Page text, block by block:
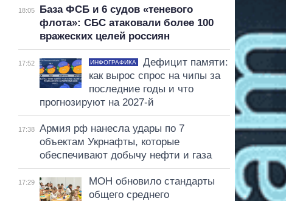
18:05
База ФСБ и 6 судов «теневого
флота»: СБС атаковали более 100
вражеских целей россиян
17:52 ИНФОГРАФИКА
Дефицит памяти:
как вырос спрос на чипы за
последние годы и что
прогнозируют на 2027-й
17:38
Армия рф нанесла удары по 7
объектам Укрнафты, которые
обеспечивают добычу нефти и газа
17:29
МОН обновило стандарты
общего среднего